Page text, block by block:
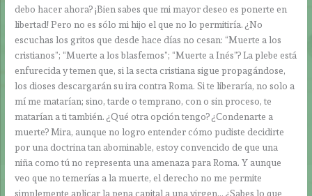
debo hacer ahora? ¡Bien sabes que mi mayor deseo es ponerte en
libertad! Pero no es sólo mi hijo el que no lo permitiría. ¿No
escuchas los gritos que desde hace días no cesan: “Muerte a los
cristianos”; “Muerte a los blasfemos”; “Muerte a Inés”? La plebe está
enfurecida y temen que, si la secta cristiana sigue propagándose,
los dioses descargarán su ira contra Roma. Si te liberaría, no solo a
mí me matarían; sino, tarde o temprano, con o sin proceso, te
matarían a ti también. ¿Qué otra opción tengo? ¿Condenarte a
muerte? Mira, aunque no logro entender cómo pudiste decidirte
por una doctrina tan abominable, estoy convencido de que una
niña como tú no representa una amenaza para Roma. Y aunque
veo que no temerías a la muerte, el derecho no me permite
simplemente aplicar la pena capital a una virgen… ¿Sabes lo que